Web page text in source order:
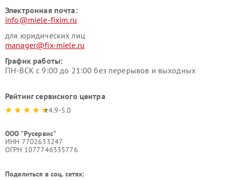
Электронная почта:
info@miele-fixim.ru
для юридических лиц
manager@fix-miele.ru
График работы:
ПН-ВСК с 9:00 до 21:00 без перерывов и выходных
Рейтинг сервисного центра
4.9-5.0
ООО "Русервис"
ИНН 7702633247
ОГРН 1077746335776
Поделиться в соц. сетях: